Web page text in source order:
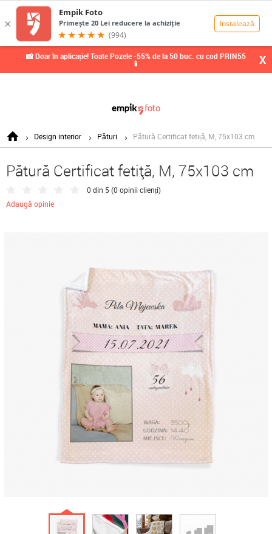
📸 Doar în aplicație! Toate Pozele -55% de la 50 buc. cu cod PRIN55
📱 X
Design interior Pături Pătură Certificat fetiță, M, 75x103 cm
Pătură Certificat fetiță, M, 75x103 cm
0 din 5 (0 opinii clienți)
Adaugă opinie